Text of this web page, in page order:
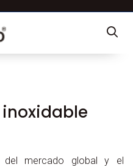
del mercado global y el